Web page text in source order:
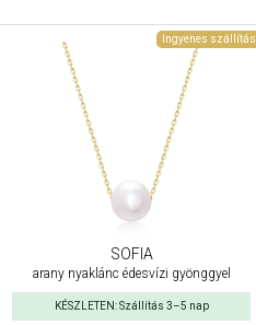
Ingyenes szállítás
SOFIA
arany nyaklánc édesvízi gyönggyel
KÉSZLETEN: Szállítás 3–5 nap